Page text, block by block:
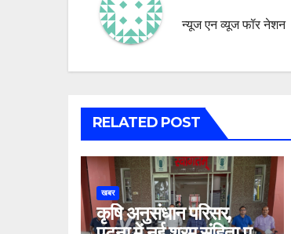
न्यूज एन व्यूज फॉर नेशन
RELATED POST
खबर
कृषि अनुसंधान परिसर,